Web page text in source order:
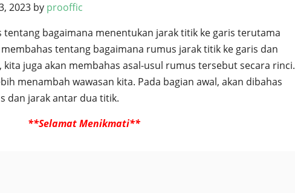
2023 by prooffic
tentang bagaimana menentukan jarak titik ke garis terutama
tentang bagaimana rumus jarak titik ke garis dan
juga akan membahas asal-usul rumus tersebut secara rinci.
menambah wawasan kita. Pada bagian awal, akan dibahas
dan jarak antar dua titik.
**Selamat Menikmati**